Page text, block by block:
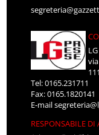
Tel: 0165.231711
Fax: 0165.1820141
E-mail
RESPONSABILE DI